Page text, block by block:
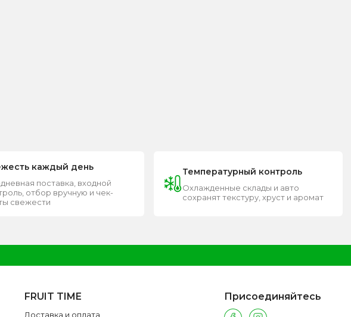
каждый день
поставка, входной
отбор вручную и чек-
свежести
Температурный контроль
Охлажденные склады и авто
сохранят текстуру, хруст и аромат
FRUIT TIME
Доставка и оплата
Присоединяйтесь